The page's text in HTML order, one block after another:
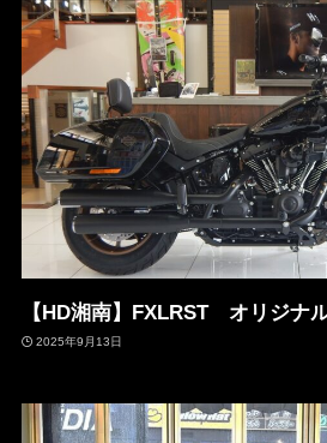
【HD湘南】FXLRST オリジナ
2025年9月13日